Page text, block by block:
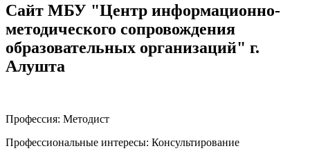
Сайт МБУ "Центр информационно-
методического сопровождения
образовательных организаций" г.
Алушта
Профессия: Методист
Профессиональные интересы: Консультирование